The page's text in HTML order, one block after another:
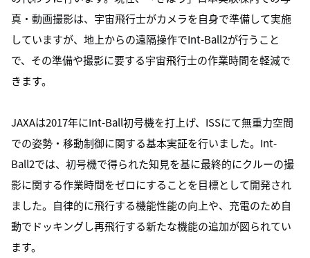
真・動画撮影は、宇宙飛行士がカメラを自身で準備して実施
していますが、地上からの遠隔操作でInt-Ball2が行うこと
で、その準備や撮影に要する宇宙飛行士の作業時間を軽減で
きます。
JAXAは2017年にInt-Ball初号機を打上げ、ISSにて無重力空間
での姿勢・移動制御に関する基本実証を行いました。Int-
Ball2では、初号機で得られた知見を基に最終的にクルーの撮
影に関する作業時間をゼロにすることを目標として開発され
ました。自律的に飛行する機能性能の向上や、充電のため自
動でドッキングし再飛行する新たな機能の追加が図られてい
ます。